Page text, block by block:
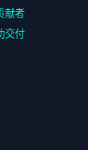
献者
交付